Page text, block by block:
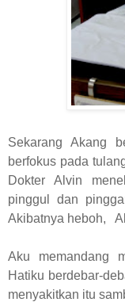
Sekarang Akang
berfokus pada
Dokter Alvin
pinggul dan
Akibatnya heboh,
Aku memandang
Hatiku berdebar-
menyakitkan itu